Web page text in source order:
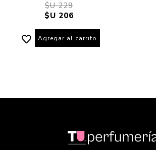
$U 229
$U 206
Agregar al carrito